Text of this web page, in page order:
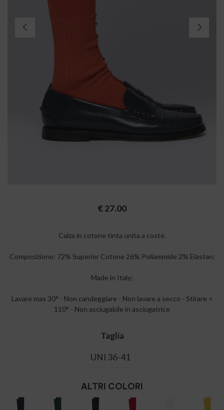
€27.00
Calza in cotone tinta unita a coste.
Composizione: 72% Superior Cotone 26% Poliammide 2% Elastan;
Made in Italy;
Lavare max 30° - Non candeggiare - Non lavare a secco - Stirare <
110° - Non asciugabile in asciugatrice
Taglia
UNI 36-41
ALTRI COLORI